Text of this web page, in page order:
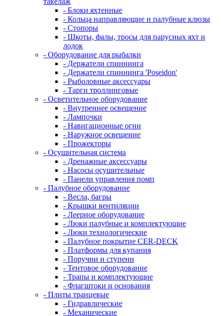
- Блоки яхтенные
- Кольца направляющие и палубные клюзы
- Стопоры
- Шкоты, фалы, тросы для парусных яхт и
лодок
- Оборудование для рыбалки
- Держатели спиннинга
- Держатели спиннинга 'Poseidon'
- Рыболовные аксессуары
- Тарги троллинговые
- Осветительное оборудование
- Внутреннее освещение
- Лампочки
- Навигационные огни
- Наружное освещение
- Прожекторы
- Осушительная система
- Дренажные аксессуары
- Насосы осушительные
- Панели управления помп
- Палубное оборудование
- Весла, багры
- Крышки вентиляции
- Леерное оборудование
- Люки палубные и комплектующие
- Люки технологические
- Палубное покрытие CER-DECK
- Платформы для купания
- Поручни и ступени
- Тентовое оборудование
- Трапы и комплектующие
- Флагштоки и основания
- Плиты транцевые
- Гидравлические
- Механические